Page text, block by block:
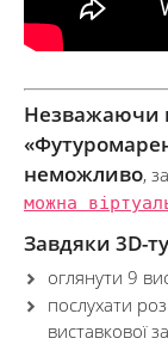
Незважаючи
неможливо,
можна
Завдяки 3D-
оглянути 9
послухати
виставкової